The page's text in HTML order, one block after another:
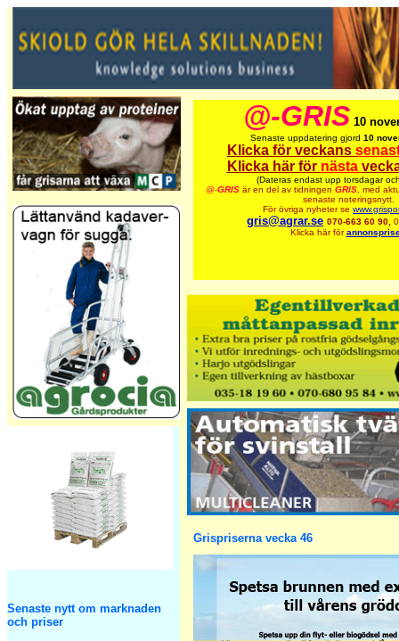
@-GRIS 10
Senaste uppdatering gjord 10
Klicka för veckans
Klicka här för nästa
(Dateras endast upp torsdagar
@-GRIS är en del av tidningen GRIS, med
senaste noteringsnytt.
För övriga nyheter se
gris@agrar.se 070-663 60 90,
Klicka här för
Senaste nytt om marknaden
och priser
Grispriserna vecka 46